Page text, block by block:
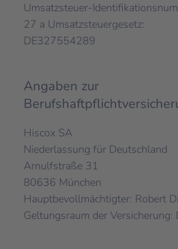
Umsatzsteuer-
27 a Umsatzsteuergesetz:
DE327554289
Angaben zur
Hiscox SA
Niederlassung für Deutschland
Arnulfstraße 31
80636 München
Hauptbevollmächtigter: Robert
Geltungsraum der Versicherung: